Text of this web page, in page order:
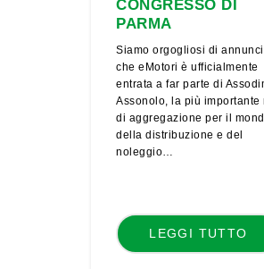
CONGRESSO DI
PARMA
Siamo orgogliosi di
che eMotori è ufficialmente
entrata a far parte di
Assonolo, la più importante
di aggregazione per il
della distribuzione e del
noleggio…
LEGGI TUTTO